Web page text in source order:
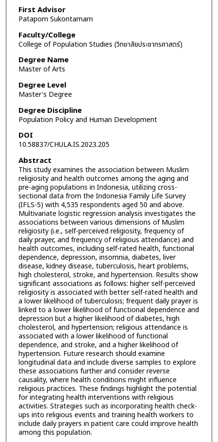
First Advisor
Pataporn Sukontamarn
Faculty/College
College of Population Studies (วิทยาลัยประชากรศาสตร์)
Degree Name
Master of Arts
Degree Level
Master's Degree
Degree Discipline
Population Policy and Human Development
DOI
10.58837/CHULA.IS.2023.205
Abstract
This study examines the association between Muslim
religiosity and health outcomes among the aging and
pre-aging populations in Indonesia, utilizing cross-
sectional data from the Indonesia Family Life Survey
(IFLS-5) with 4,535 respondents aged 50 and above.
Multivariate logistic regression analysis investigates the
associations between various dimensions of Muslim
religiosity (i.e., self-perceived religiosity, frequency of
daily prayer, and frequency of religious attendance) and
health outcomes, including self-rated health, functional
dependence, depression, insomnia, diabetes, liver
disease, kidney disease, tuberculosis, heart problems,
high cholesterol, stroke, and hypertension. Results show
significant associations as follows: higher self-perceived
religiosity is associated with better self-rated health and
a lower likelihood of tuberculosis; frequent daily prayer is
linked to a lower likelihood of functional dependence and
depression but a higher likelihood of diabetes, high
cholesterol, and hypertension; religious attendance is
associated with a lower likelihood of functional
dependence, and stroke, and a higher likelihood of
hypertension. Future research should examine
longitudinal data and include diverse samples to explore
these associations further and consider reverse
causality, where health conditions might influence
religious practices. These findings highlight the potential
for integrating health interventions with religious
activities. Strategies such as incorporating health check-
ups into religious events and training health workers to
include daily prayers in patient care could improve health
among this population.